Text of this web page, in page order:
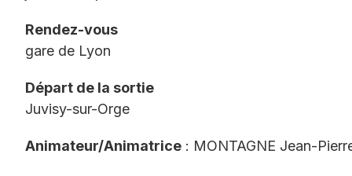
Rendez-vous
gare de Lyon
Départ de la sortie
Juvisy-sur-Orge
Animateur/Animatrice : MONTAGNE Jean-